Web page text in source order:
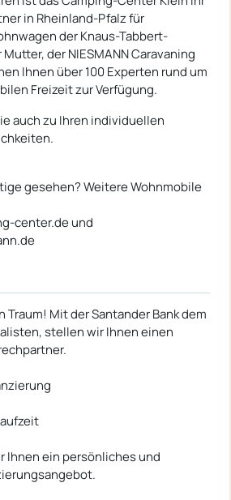
in Rheinland-Pfalz für
der Knaus-Tabbert-
der NIESMANN Caravaning
Ihnen über 100 Experten rund um
Freizeit zur Verfügung.
auch zu Ihren individuellen
gesehen? Weitere Wohnmobile
center.de und
Traum! Mit der Santander Bank dem
stellen wir Ihnen einen
Ihnen ein persönliches und